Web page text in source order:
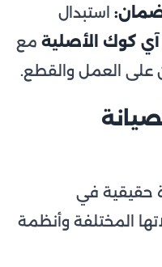
استبدال
آي كوك الأصلية مع
على العمل والقطع.
حقيقية في
المختلفة وأنظمة